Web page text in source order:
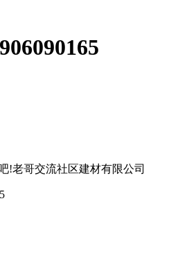
!老哥交流社区建材有限公司